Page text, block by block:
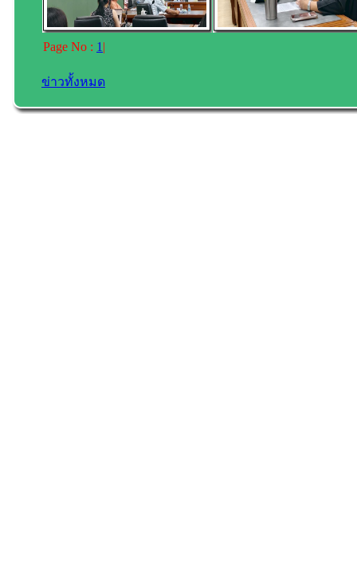
Page No : 1 |
ข่าวทั้งหมด